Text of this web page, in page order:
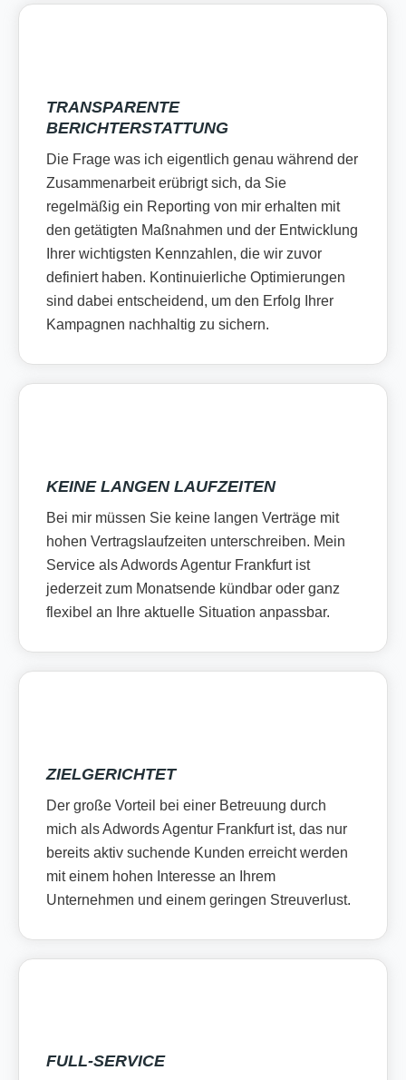
TRANSPARENTE
BERICHTERSTATTUNG
Die Frage was ich eigentlich genau während der
Zusammenarbeit erübrigt sich, da Sie
regelmäßig ein Reporting von mir erhalten mit
den getätigten Maßnahmen und der Entwicklung
Ihrer wichtigsten Kennzahlen, die wir zuvor
definiert haben. Kontinuierliche Optimierungen
sind dabei entscheidend, um den Erfolg Ihrer
Kampagnen nachhaltig zu sichern.
KEINE LANGEN LAUFZEITEN
Bei mir müssen Sie keine langen Verträge mit
hohen Vertragslaufzeiten unterschreiben. Mein
Service als Adwords Agentur Frankfurt ist
jederzeit zum Monatsende kündbar oder ganz
flexibel an Ihre aktuelle Situation anpassbar.
ZIELGERICHTET
Der große Vorteil bei einer Betreuung durch
mich als Adwords Agentur Frankfurt ist, das nur
bereits aktiv suchende Kunden erreicht werden
mit einem hohen Interesse an Ihrem
Unternehmen und einem geringen Streuverlust.
FULL-SERVICE